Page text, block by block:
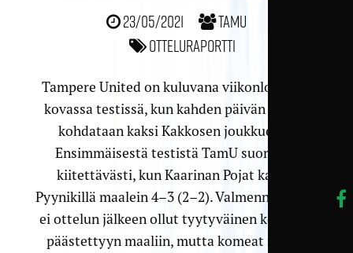
23/05/2021
TamU
Otteluraportti
Tampere United on kuluvana viikonloppuna
kovassa testissä, kun kahden päivän aikana
kohdataan kaksi Kakkosen joukkuetta.
Ensimmäisestä testistä TamU suoriutui
kiitettävästi, kun Kaarinan Pojat kaatui
Pyynikillä maalein 4–3 (2–2). Valmennusjohto
ei ottelun jälkeen ollut tyytyväinen kolmeen
päästettyyn maaliin, mutta komeat maalit